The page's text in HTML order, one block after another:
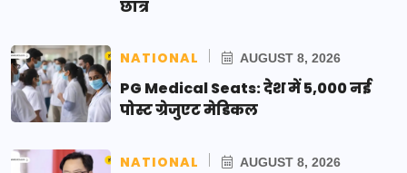
छात्र
NATIONAL AUGUST 8, 2026
PG Medical Seats: देश में 5,000 नई
पोस्ट ग्रेजुएट मेडिकल
NATIONAL AUGUST 8, 2026